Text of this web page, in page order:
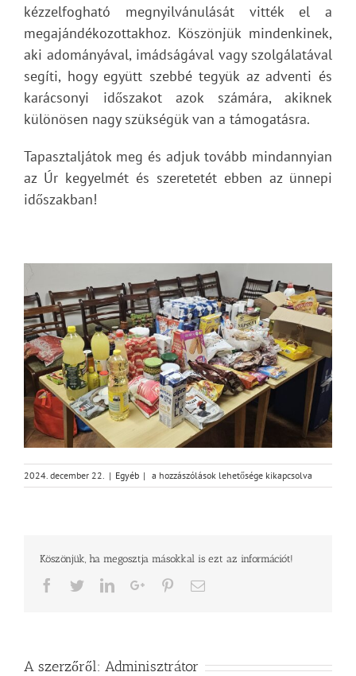
kézzelfogható megnyilvánulását vitték el a
megajándékozottakhoz. Köszönjük mindenkinek,
aki adományával, imádságával vagy szolgálatával
segíti, hogy együtt szebbé tegyük az adventi és
karácsonyi időszakot azok számára, akiknek
különösen nagy szükségük van a támogatásra.
Tapasztaljátok meg és adjuk tovább mindannyian
az Úr kegyelmét és szeretetét ebben az ünnepi
időszakban!
2024. december 22. | Egyéb | Karácsonyi
adományozási
a hozzászólások lehetősége kikapcsolva
Köszönjük, ha megosztja másokkal is ezt az információt!
Facebook
TwitterLinkedInGoogle+PinterestEmail
A szerzőről: Adminisztrátor